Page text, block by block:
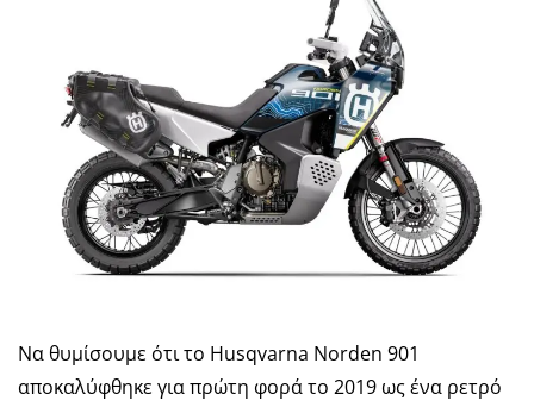
Να θυμίσουμε ότι το Husqvarna Norden 901
αποκαλύφθηκε για πρώτη φορά το 2019 ως ένα ρετρό